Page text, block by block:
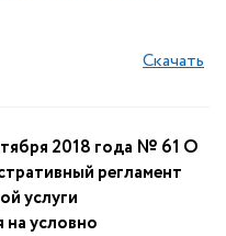
Скачать
2018 года № 61 О
регламент
услуги
условно